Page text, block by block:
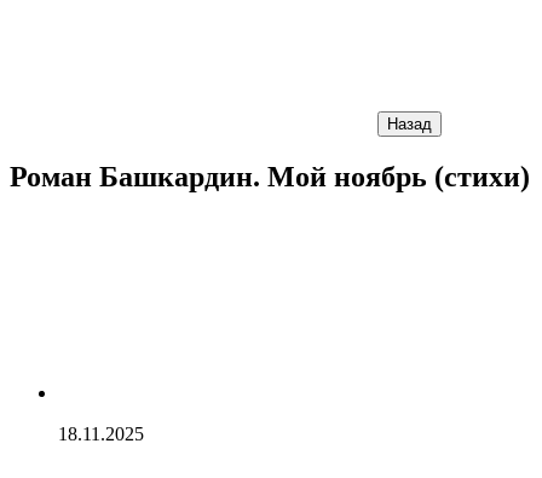
Назад
Роман Башкардин. Мой ноябрь (стихи)
18.11.2025